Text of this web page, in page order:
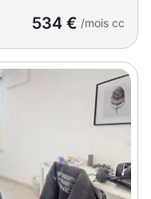
534 € /mois cc